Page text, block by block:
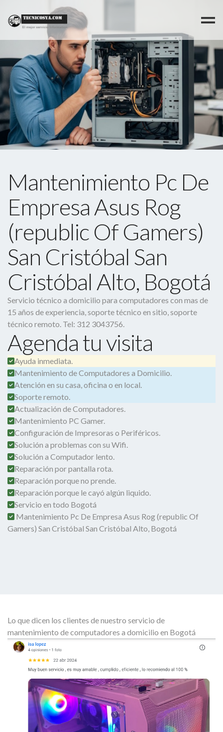
Mantenimiento Pc De
Empresa Asus Rog
(republic Of Gamers)
San Cristóbal San
Cristóbal Alto, Bogotá
Servicio técnico a domicilio para computadores con mas de
15 años de experiencia, soporte técnico en sitio, soporte
técnico remoto. Tel: 312 3043756.
Agenda tu visita
Ayuda inmediata.
Mantenimiento de Computadores a Domicilio.
Atención en su casa, oficina o en local.
Soporte remoto.
Actualización de Computadores.
Mantenimiento PC Gamer.
Configuración de Impresoras o Periféricos.
Solución a problemas con su Wifi.
Solución a Computador lento.
Reparación por pantalla rota.
Reparación porque no prende.
Reparación porque le cayó algún liquido.
Servicio en todo Bogotá
Mantenimiento Pc De Empresa Asus Rog (republic Of
Gamers) San Cristóbal San Cristóbal Alto, Bogotá
Lo que dicen los clientes de nuestro servicio de
mantenimiento de computadores a domicilio en Bogotá